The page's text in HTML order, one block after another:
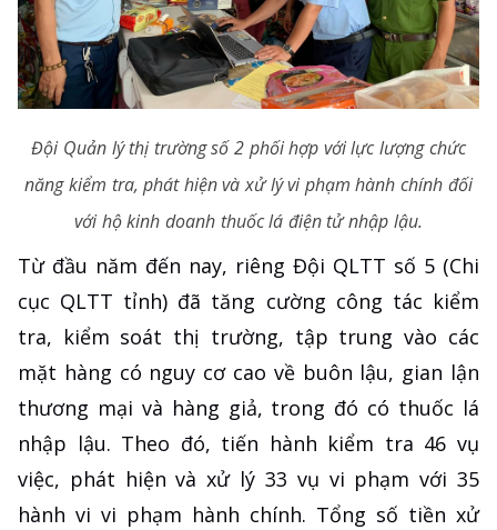
Đội Quản lý thị trường số 2 phối hợp với lực lượng chức
năng kiểm tra, phát hiện và xử lý vi phạm hành chính đối
với hộ kinh doanh thuốc lá điện tử nhập lậu.
Từ đầu năm đến nay, riêng Đội QLTT số 5 (Chi
cục QLTT tỉnh) đã tăng cường công tác kiểm
tra, kiểm soát thị trường, tập trung vào các
mặt hàng có nguy cơ cao về buôn lậu, gian lận
thương mại và hàng giả, trong đó có thuốc lá
nhập lậu. Theo đó, tiến hành kiểm tra 46 vụ
việc, phát hiện và xử lý 33 vụ vi phạm với 35
hành vi vi phạm hành chính. Tổng số tiền xử